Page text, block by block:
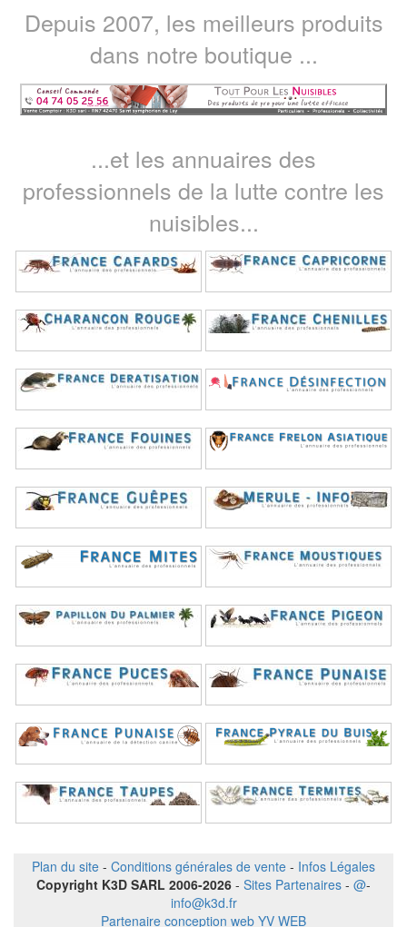
Depuis 2007, les meilleurs produits
dans notre boutique ...
...et les annuaires des
professionnels de la lutte contre les
nuisibles...
Plan du site - Conditions générales de vente - Infos Légales
Copyright K3D SARL 2006-2026 - Sites Partenaires - @-
info@k3d.fr
Partenaire conception web YV WEB